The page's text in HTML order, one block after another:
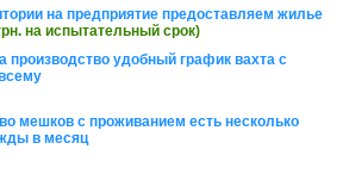
на предприятие предоставляем жилье
на испытательный срок)
производство удобный график вахта с
мешков с проживанием есть несколько
в месяц